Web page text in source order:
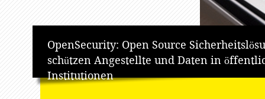
OpenSecurity: Open Source
schützen Angestellte und Daten in
Institutionen